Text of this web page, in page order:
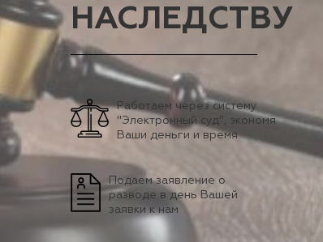
НАСЛЕДСТВУ
Работаем через систему
"Электронный суд", экономя
Ваши деньги и время
Подаем заявление о
разводе в день Вашей
заявки к нам